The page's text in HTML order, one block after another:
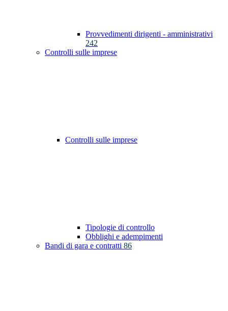
Provvedimenti dirigenti - amministrativi
242
Controlli sulle imprese
Controlli sulle imprese
Tipologie di controllo
Obblighi e adempimenti
Bandi di gara e contratti 86